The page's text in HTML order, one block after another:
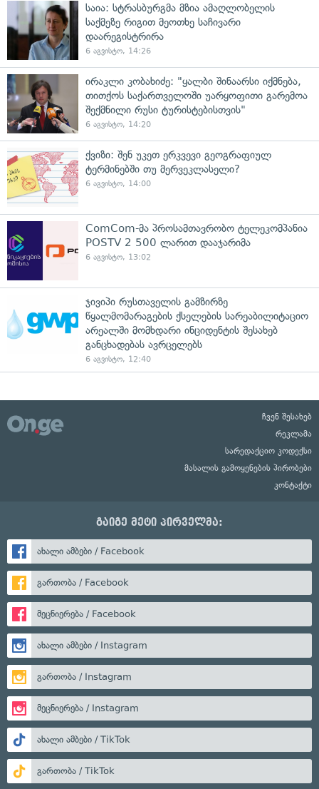
საია: სტრასბურგმა მზია ამაღლობელის
საქმეზე რიგით მეოთხე საჩივარი
დაარეგისტრირა
6 აგვისტო, 14:26
ირაკლი კობახიძე: "ყალბი შინაარსი იქმნება,
თითქოს საქართველოში უარყოფითი გარემოა
შექმნილი რუსი ტურისტებისთვის"
6 აგვისტო, 14:20
ქვიზი: შენ უკეთ ერკვევი გეოგრაფიულ
ტერმინებში თუ მერვეკლასელი?
6 აგვისტო, 14:00
ComCom-მა პროსამთავრობო ტელეკომპანია
POSTV 2 500 ლარით დააჯარიმა
6 აგვისტო, 13:02
ჯივიპი რუსთაველის გამზირზე
წყალმომარაგების ქსელების სარეაბილიტაციო
არეალში მომხდარი ინციდენტის შესახებ
განცხადებას ავრცელებს
6 აგვისტო, 12:40
ჩვენ შესახებ
რეკლამა
სარედაქციო კოდექსი
მასალის გამოყენების პირობები
კონტაქტი
გაიგე მეტი პირველმა:
ახალი ამბები / Facebook
გართობა / Facebook
მეცნიერება / Facebook
ახალი ამბები / Instagram
გართობა / Instagram
მეცნიერება / Instagram
ახალი ამბები / TikTok
გართობა / TikTok